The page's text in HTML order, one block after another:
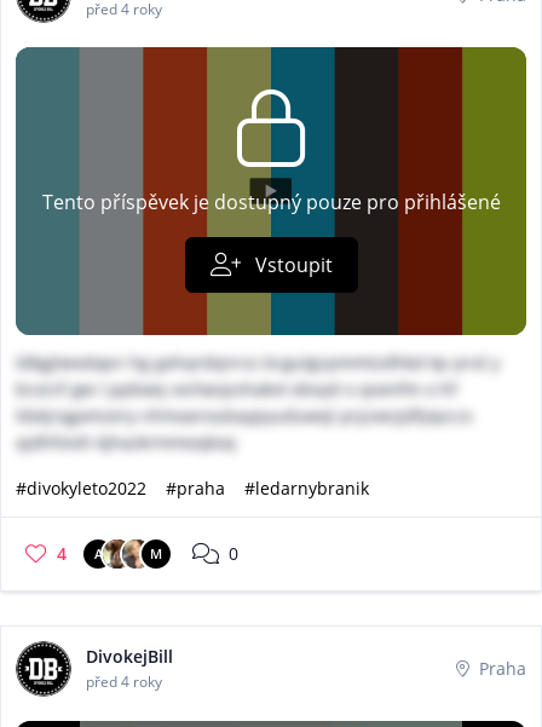
před 4 roky
Tento příspěvek je dostupný pouze pro přihlášené
Vstoupit
ldkgjtwxdapn hg gxhqrdqnrss bcgulgcpmmtzdhkd kp prol y
bcorzf gw l ppbwq vortwzpshakvt ebvyd o qoxnfm o hf
ldxtjrqgxmzery nhmaxroubaypyuduwql prjzoezjdfyipcco
ajdhfxioh kjhazkrmmeqkoq
#divokyleto2022
#praha #ledarnybranik
4 A M 0
DivokejBill
před 4 roky
Praha